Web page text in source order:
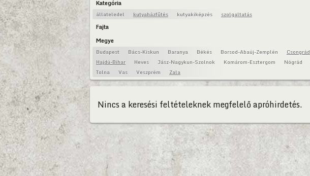
Kategória
állateledel kutyaházfűtés kutyakiképzés szolgaltatás
Fajta
Megye
Budapest Bács-Kiskun Baranya Békés Borsod-Abaúj-Zemplén Csongrád
Hajdú-Bihar
Heves Jász-Nagykun-Szolnok Komárom-Esztergom Nógrád
Tolna
Vas Veszprém Zala
Nincs a keresési feltételeknek megfelelő apróhirdetés.